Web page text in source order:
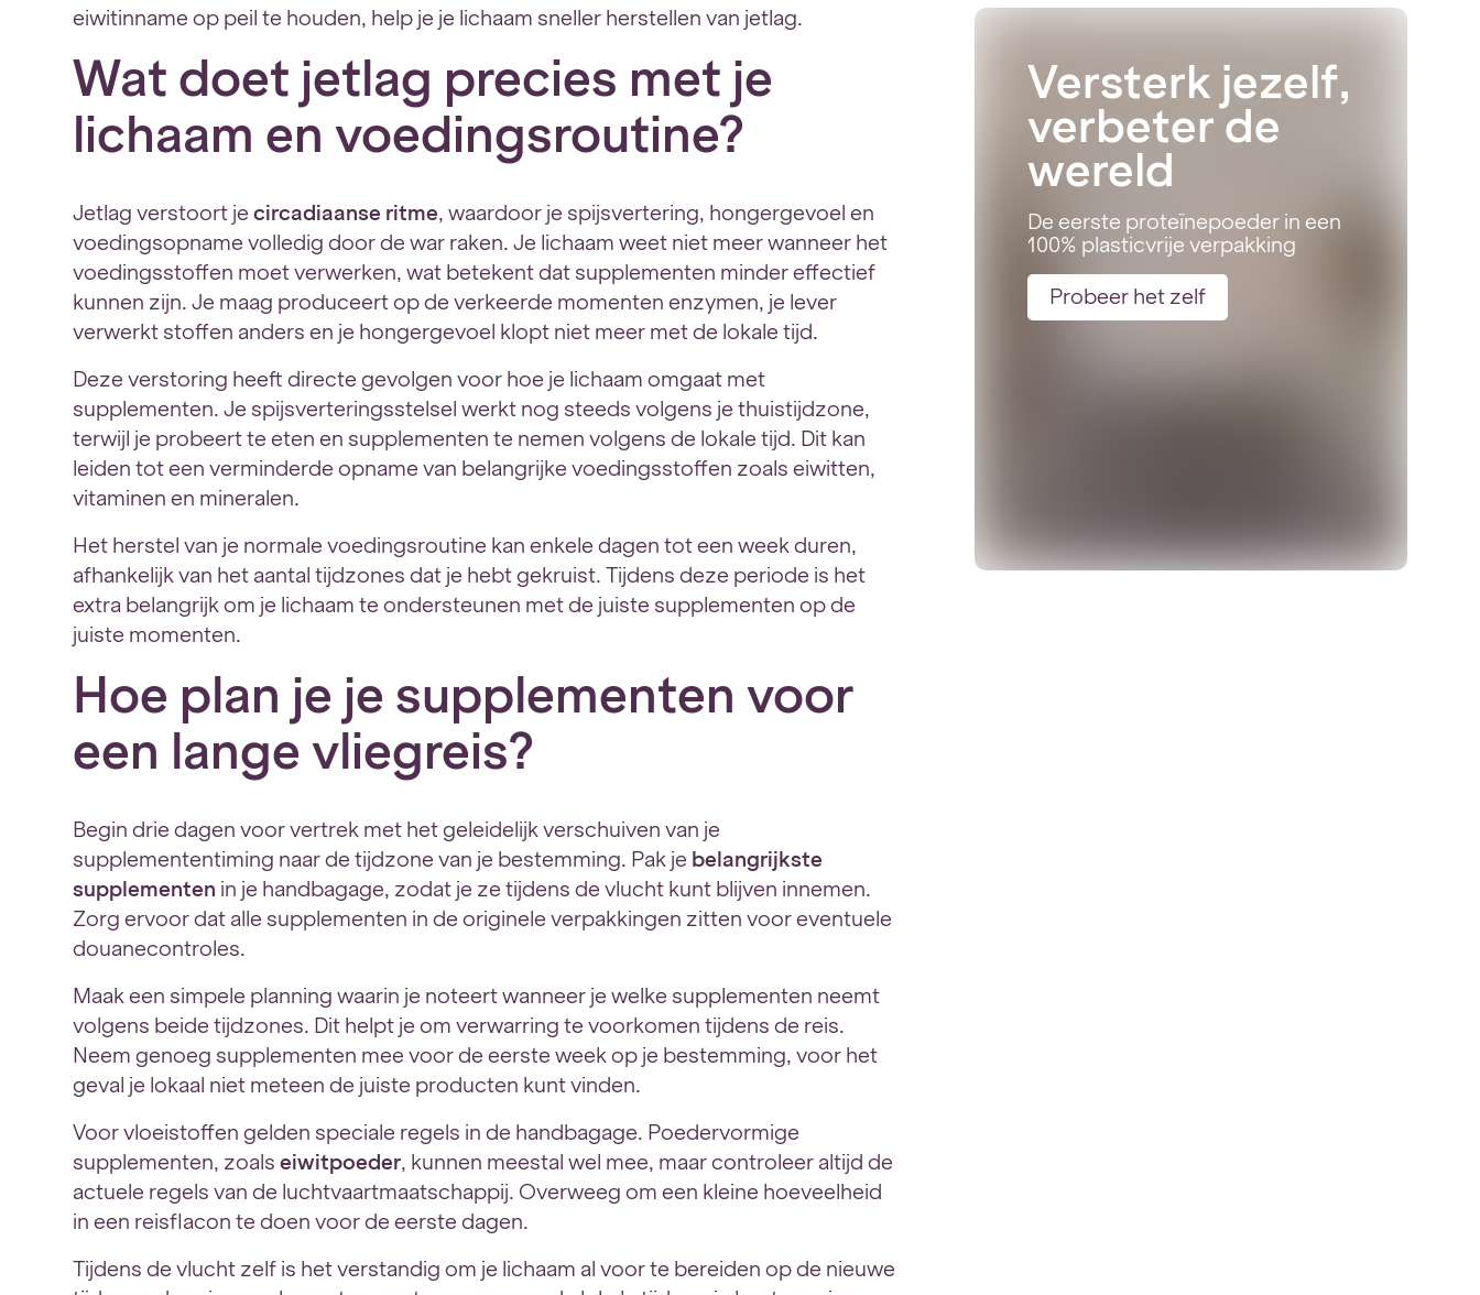
eiwitinname op peil te houden, help je je lichaam sneller herstellen van jetlag.
Wat doet jetlag precies met je
lichaam en voedingsroutine?
Jetlag verstoort je circadiaanse ritme, waardoor je spijsvertering, hongergevoel en
voedingsopname volledig door de war raken. Je lichaam weet niet meer wanneer het
voedingsstoffen moet verwerken, wat betekent dat supplementen minder effectief
kunnen zijn. Je maag produceert op de verkeerde momenten enzymen, je lever
verwerkt stoffen anders en je hongergevoel klopt niet meer met de lokale tijd.
Deze verstoring heeft directe gevolgen voor hoe je lichaam omgaat met
supplementen. Je spijsverteringsstelsel werkt nog steeds volgens je thuistijdzone,
terwijl je probeert te eten en supplementen te nemen volgens de lokale tijd. Dit kan
leiden tot een verminderde opname van belangrijke voedingsstoffen zoals eiwitten,
vitaminen en mineralen.
Het herstel van je normale voedingsroutine kan enkele dagen tot een week duren,
afhankelijk van het aantal tijdzones dat je hebt gekruist. Tijdens deze periode is het
extra belangrijk om je lichaam te ondersteunen met de juiste supplementen op de
juiste momenten.
Hoe plan je je supplementen voor
een lange vliegreis?
Begin drie dagen voor vertrek met het geleidelijk verschuiven van je
supplemententiming naar de tijdzone van je bestemming. Pak je belangrijkste
supplementen in je handbagage, zodat je ze tijdens de vlucht kunt blijven innemen.
Zorg ervoor dat alle supplementen in de originele verpakkingen zitten voor eventuele
douanecontroles.
Maak een simpele planning waarin je noteert wanneer je welke supplementen neemt
volgens beide tijdzones. Dit helpt je om verwarring te voorkomen tijdens de reis.
Neem genoeg supplementen mee voor de eerste week op je bestemming, voor het
geval je lokaal niet meteen de juiste producten kunt vinden.
Voor vloeistoffen gelden speciale regels in de handbagage. Poedervormige
supplementen, zoals eiwitpoeder, kunnen meestal wel mee, maar controleer altijd de
actuele regels van de luchtvaartmaatschappij. Overweeg om een kleine hoeveelheid
in een reisflacon te doen voor de eerste dagen.
Tijdens de vlucht zelf is het verstandig om je lichaam al voor te bereiden op de nieuwe
Versterk jezelf,
verbeter de
wereld
De eerste proteïnepoeder in een
100% plasticvrije verpakking
Probeer het zelf